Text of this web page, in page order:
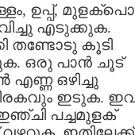
ഉപ്പ്,
എടുക്കുക.
തണ്ടോടു കൂടി
ഒരു പാന്‍ ചൂട്
ഒഴിച്ചു
ഇടുക.
പച്ചമുളക്